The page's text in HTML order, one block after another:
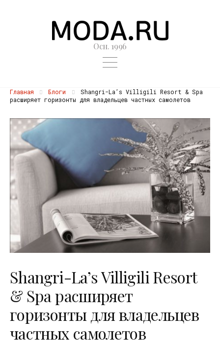
Осн. 1996
Главная Блоги
Shangri-La’s Villigili Resort & Spa
расширяет горизонты для владельцев частных самолетов
Shangri-La’s Villigili Resort
& Spa расширяет
горизонты для владельцев
частных самолетов